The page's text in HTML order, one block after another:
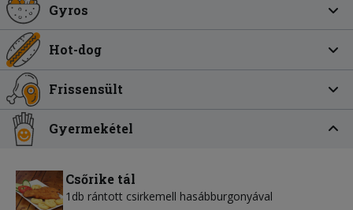
Gyros
Hot-dog
Frissensült
Gyermekétel
Csőrike tál
1db rántott csirkemell hasábburgonyával